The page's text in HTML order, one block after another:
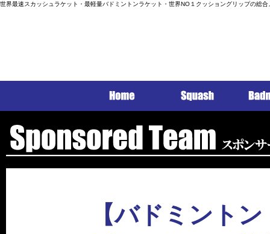
世界最速スカッシュラケット・最軽量バドミントンラケット・世界NO１クッショングリップの総
【バドミント